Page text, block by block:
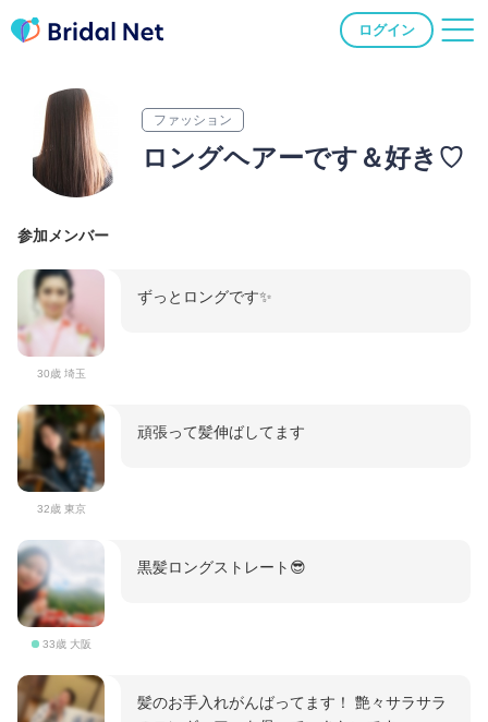
ログイン
ファッション
ロングヘアーです＆好き♡
参加メンバー
30歳 埼玉
ずっとロングです✨
32歳 東京
頑張って髪伸ばしてます
33歳 大阪
黒髪ロングストレート😎
髪のお手入れがんばってます！ 艶々サラサラ